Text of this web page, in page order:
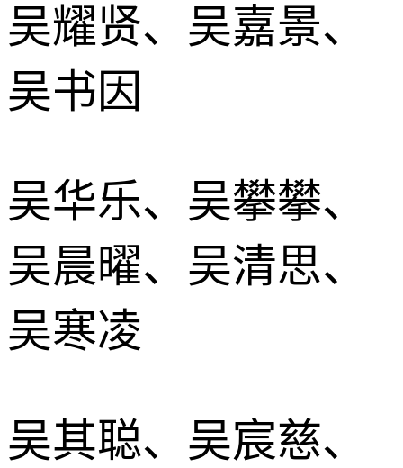
吴耀贤、吴嘉景、
吴书因
吴华乐、吴攀攀、
吴晨曜、吴清思、
吴寒凌
吴其聪、吴宸慈、